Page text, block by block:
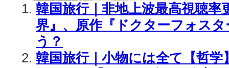
韓国旅行｜非地上波最高視聴率
界』、原作『ドクターフォス
う？
韓国旅行｜小物には全て【哲